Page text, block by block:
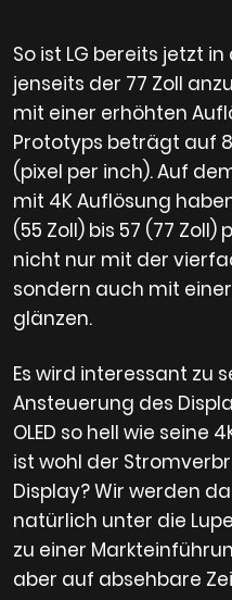
So ist LG bereits jetzt in
jenseits der 77 Zoll
mit einer erhöhten
Prototyps beträgt auf
(pixel per inch). Auf
mit 4K Auflösung
(55 Zoll) bis 57 (77 Zoll)
nicht nur mit der
sondern auch mit
glänzen.
Es wird interessant zu
Ansteuerung des
OLED so hell wie seine
ist wohl der
Display? Wir werden
natürlich unter die
zu einer
aber auf absehbare